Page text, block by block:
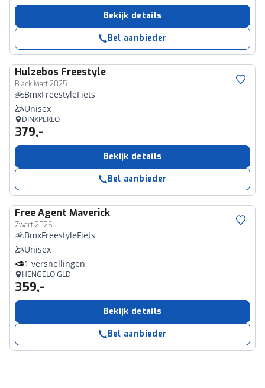
Bekijk details
Bel aanbieder
Hulzebos Freestyle
Black Matt 2025
BmxFreestyleFiets
Unisex
DINXPERLO
379,-
Bekijk details
Bel aanbieder
Free Agent Maverick
Zwart 2026
BmxFreestyleFiets
Unisex
1 versnellingen
HENGELO GLD
359,-
Bekijk details
Bel aanbieder